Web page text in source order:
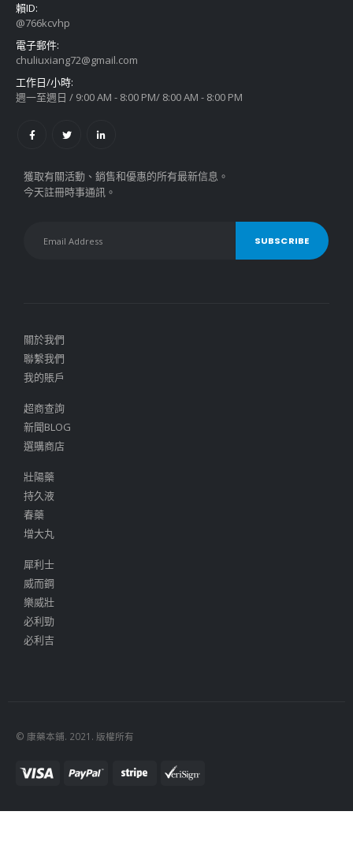
賴ID:
@766kcvhp
電子郵件:
chuliuxiang72@gmail.com
工作日/小時:
週一至週日 / 9:00 AM - 8:00 PM/ 8:00 AM - 8:00 PM
獲取有關活動、銷售和優惠的所有最新信息。
今天註冊時事通訊。
關於我們
聯繫我們
我的賬戶
超商查詢
新聞BLOG
選購商店
壯陽藥
持久液
春藥
增大丸
犀利士
威而鋼
樂威壯
必利勁
必利吉
© 康藥本鋪. 2021. 版權所有